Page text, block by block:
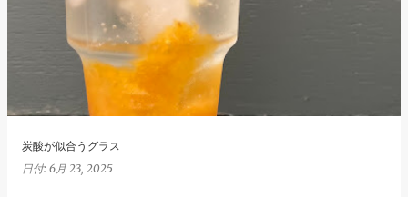
炭酸が似合うグラス
日付: 6月 23, 2025